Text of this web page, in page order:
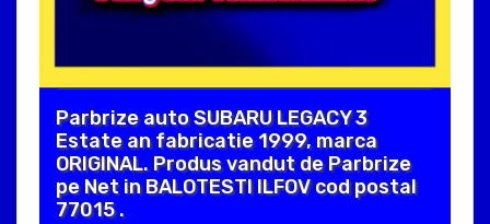
Parbrize auto SUBARU LEGACY 3
Estate an fabricatie 1999, marca
ORIGINAL. Produs vandut de Parbrize
pe Net in BALOTESTI ILFOV cod postal
77015 .